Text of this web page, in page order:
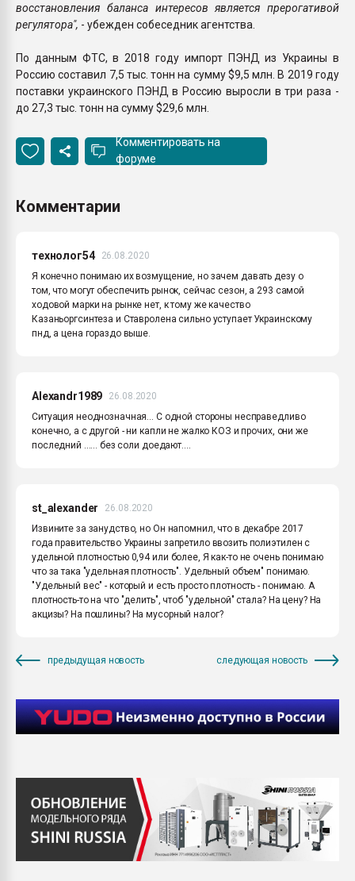
восстановления баланса интересов является прерогативой
регулятора", - убежден собеседник агентства.
По данным ФТС, в 2018 году импорт ПЭНД из Украины в
Россию составил 7,5 тыс. тонн на сумму $9,5 млн. В 2019 году
поставки украинского ПЭНД в Россию выросли в три раза -
до 27,3 тыс. тонн на сумму $29,6 млн.
Комментировать на
форуме
Комментарии
технолог54
26.08.2020
Я конечно понимаю их возмущение, но зачем давать дезу о
том, что могут обеспечить рынок, сейчас сезон, а 293 самой
ходовой марки на рынке нет, к тому же качество
Казаньоргсинтеза и Ставролена сильно уступает Украинскому
пнд, а цена гораздо выше.
Alexandr1989
26.08.2020
Ситуация неоднозначная... С одной стороны несправедливо
конечно, а с другой - ни капли не жалко КОЗ и прочих, они же
последний ...... без соли доедают....
st_alexander
26.08.2020
Извините за занудство, но Он напомнил, что в декабре 2017
года правительство Украины запретило ввозить полиэтилен с
удельной плотностью 0,94 или более, Я как-то не очень понимаю
что за така "удельная плотность". Удельный объем" понимаю.
"Удельный вес" - который и есть просто плотность - понимаю. А
плотность-то на что "делить", чтоб "удельной" стала? На цену? На
акцизы? На пошлины? На мусорный налог?
предыдущая новость следующая новость